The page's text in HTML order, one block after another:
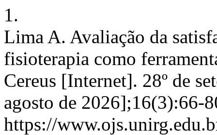
1.
Lima A. Avaliação da
fisioterapia como
Cereus [Internet]. 28º de
agosto de 2026];16(3):66-
https://